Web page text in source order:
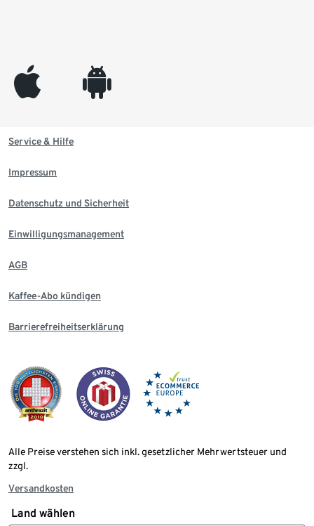
appleinc android
Service & Hilfe
Impressum
Datenschutz und Sicherheit
Einwilligungsmanagement
AGB
Kaffee-Abo kündigen
Barrierefreiheitserklärung
Alle Preise verstehen sich inkl. gesetzlicher Mehrwertsteuer und
zzgl.
Versandkosten
Land wählen